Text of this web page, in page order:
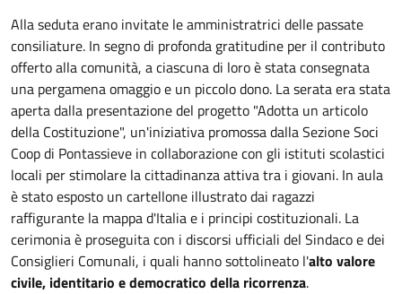
Alla seduta erano invitate le amministratrici delle passate
consiliature. In segno di profonda gratitudine per il contributo
offerto alla comunità, a ciascuna di loro è stata consegnata
una pergamena omaggio e un piccolo dono. La serata era stata
aperta dalla presentazione del progetto "Adotta un articolo
della Costituzione", un'iniziativa promossa dalla Sezione Soci
Coop di Pontassieve in collaborazione con gli istituti scolastici
locali per stimolare la cittadinanza attiva tra i giovani. In aula
è stato esposto un cartellone illustrato dai ragazzi
raffigurante la mappa d'Italia e i principi costituzionali. La
cerimonia è proseguita con i discorsi ufficiali del Sindaco e dei
Consiglieri Comunali, i quali hanno sottolineato l'alto valore
civile, identitario e democratico della ricorrenza.